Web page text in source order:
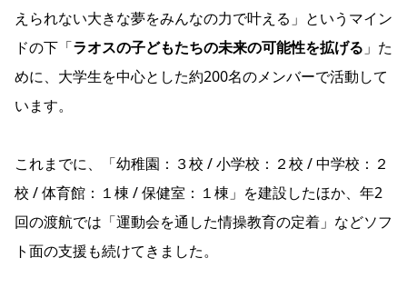
えられない大きな夢をみんなの力で叶える」というマイン
ドの下「ラオスの子どもたちの未来の可能性を拡げる 」た
めに、大学生を中心とした約200名のメンバーで活動して
います。
これまでに、「幼稚園：３校 / 小学校：２校 / 中学校：２
校 / 体育館：１棟 / 保健室：１棟」を建設したほか、年2
回の渡航では「運動会を通した情操教育の定着」などソフ
ト面の支援も続けてきました。